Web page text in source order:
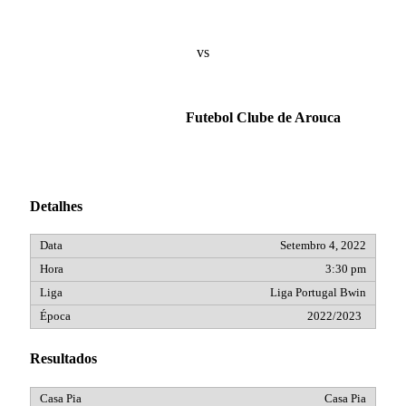
vs
Futebol Clube de Arouca
Detalhes
Setembro 4, 2022
3:30 pm
Liga Portugal Bwin
2022/2023
Resultados
Casa Pia